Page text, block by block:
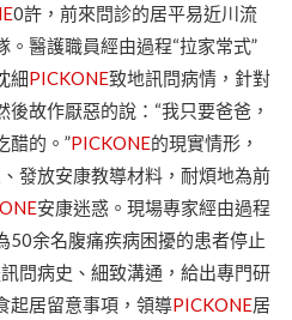
0許，前來問診的居平易近川流
醫護職員經由過程“拉家常式”
細PICKONE致地訊問病情，針對
故作厭惡的說：“我只要爸爸，
醋的。”PICKONE的現實情形，
發放安康教導材料，耐煩地為前
安康迷惑。現場專家經由過程
50余名腹痛疾病困擾的患者停止
問病史、細致溝通，給出專門研
起居留意事項，領導PICKONE居